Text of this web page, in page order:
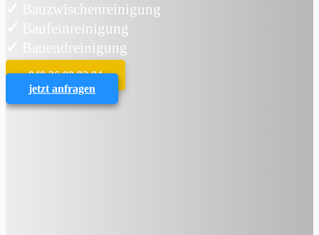
Bauzwischenreinigung
Baufeinreinigung
Bauendreinigung
040 36 88 93 84
jetzt anfragen